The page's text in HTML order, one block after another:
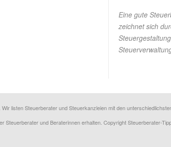
Eine gute
zeichnet sich
listen Steuerberater und Steuerkanzleien mit den
und Beraterinnen erhalten. Copyright Steuerberater-